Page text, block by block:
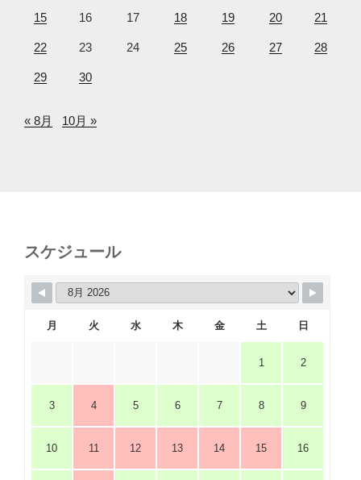
15 16 17 18 19 20 21
22 23 24 25 26 27 28
29 30
« 8月 10月 »
スケジュール
月 火 水 木 金 土 日
1 2
3 4 5 6 7 8 9
10 11 12 13 14 15 16